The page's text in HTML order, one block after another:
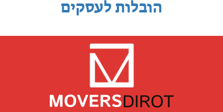
הובלות לעסקים